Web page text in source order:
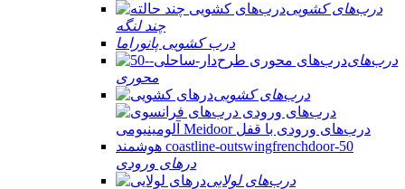
درب‌های کشویی
چند لنگه
درب کشویی پانوراما
درب‌های
محوری
درب‌های کشویی
درهای ورودی
درب‌های لولایی